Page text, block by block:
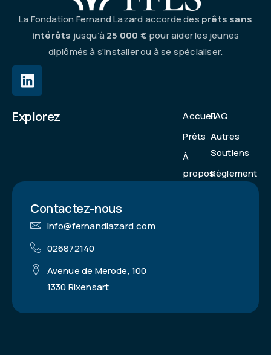
La Fondation Fernand Lazard accorde des prêts sans
intérêts jusqu’à 25 000 € pour aider les jeunes
diplômés à s’installer ou à se spécialiser.
Explorez
Accueil
Prêts
À
propos
FAQ
Autres
Soutiens
Règlement
Contactez-nous
info@fernandlazard.com
026872140
Avenue de Merode, 100
1330 Rixensart